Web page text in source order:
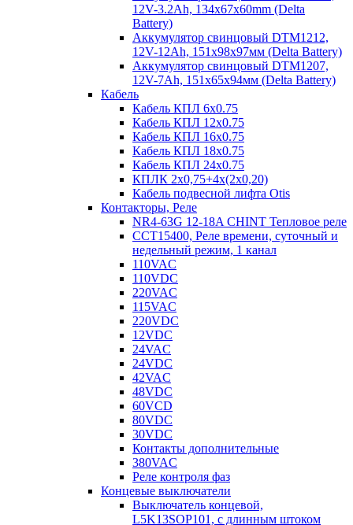
12V-3.2Ah, 134x67x60mm (Delta
Battery)
Аккумулятор свинцовый DTM1212,
12V-12Ah, 151х98х97мм (Delta Battery)
Аккумулятор свинцовый DTM1207,
12V-7Ah, 151х65х94мм (Delta Battery)
Кабель
Кабель КПЛ 6х0.75
Кабель КПЛ 12х0.75
Кабель КПЛ 16х0.75
Кабель КПЛ 18х0.75
Кабель КПЛ 24х0.75
КПЛК 2х0,75+4х(2х0,20)
Кабель подвесной лифта Otis
Контакторы, Реле
NR4-63G 12-18A CHINT Тепловое реле
CCT15400, Реле времени, суточный и
недельный режим, 1 канал
110VAC
110VDC
220VAC
115VAC
220VDC
12VDC
24VAC
24VDC
42VAC
48VDC
60VCD
80VDC
30VDC
Контакты дополнительные
380VAC
Реле контроля фаз
Концевые выключатели
Выключатель концевой,
L5K13SOP101, с длинным штоком